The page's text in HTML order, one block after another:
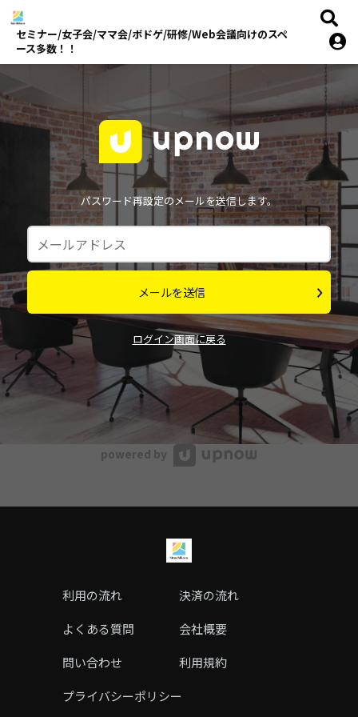
セミナー/女子会/ママ会/ボドゲ/研修/Web会議向けのスペ
ース多数！！
パスワード再設定のメールを送信します。
メールを送信
ログイン画面に戻る
powered by
利用の流れ
決済の流れ
よくある質問
会社概要
問い合わせ
利用規約
プライバシーポリシー